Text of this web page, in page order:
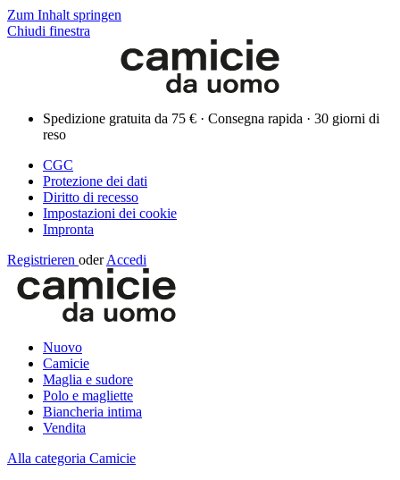
Zum Inhalt springen
Chiudi finestra
Spedizione gratuita da 75 € · Consegna rapida · 30 giorni di
reso
CGC
Protezione dei dati
Diritto di recesso
Impostazioni dei cookie
Impronta
Registrieren oder Accedi
Nuovo
Camicie
Maglia e sudore
Polo e magliette
Biancheria intima
Vendita
Alla categoria Camicie